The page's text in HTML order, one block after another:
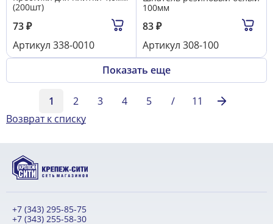
(200шт)
73₽
Артикул 338-0010
100мм
83₽
Артикул 308-100
Показать еще
1 2 3 4 5 /
11
Возврат к списку
+7 (343) 295-85-75
+7 (343) 255-58-30